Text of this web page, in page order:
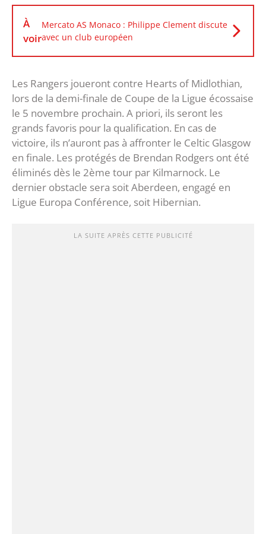
À
voir
Mercato AS Monaco : Philippe Clement discute
avec un club européen
Les Rangers joueront contre Hearts of Midlothian,
lors de la demi-finale de Coupe de la Ligue écossaise
le 5 novembre prochain. A priori, ils seront les
grands favoris pour la qualification. En cas de
victoire, ils n’auront pas à affronter le Celtic Glasgow
en finale. Les protégés de Brendan Rodgers ont été
éliminés dès le 2ème tour par Kilmarnock. Le
dernier obstacle sera soit Aberdeen, engagé en
Ligue Europa Conférence, soit Hibernian.
LA SUITE APRÈS CETTE PUBLICITÉ